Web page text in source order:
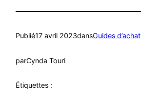
Publié17 avril 2023dansGuides d’achat
parCynda Touri
Étiquettes :